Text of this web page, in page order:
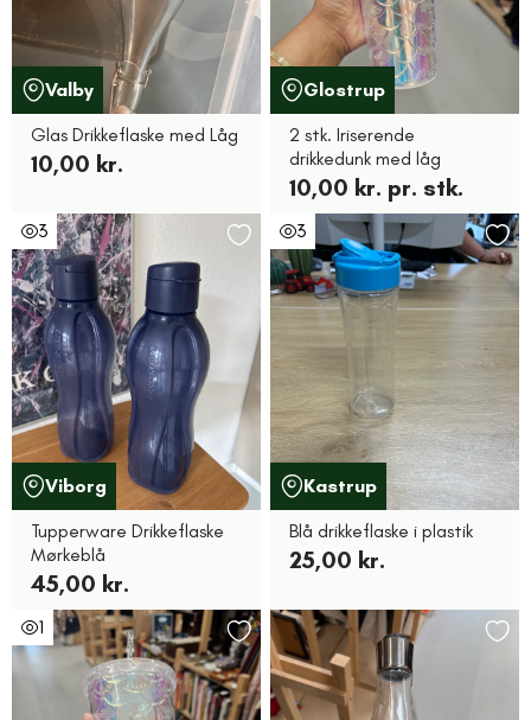
Valby
Glas Drikkeflaske med Låg
10,00 kr.
Glostrup
2 stk. Iriserende
drikkedunk med låg
10,00 kr. pr. stk.
3
Viborg
Tupperware Drikkeflaske
Mørkeblå
45,00 kr.
3
Kastrup
Blå drikkeflaske i plastik
25,00 kr.
1